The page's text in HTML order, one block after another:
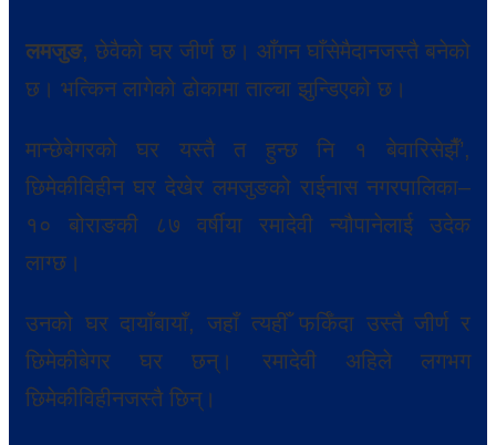
लमजुङ, छेवैको घर जीर्ण छ। आँगन घाँसेमैदानजस्तै बनेको
छ। भत्किन लागेको ढोकामा ताल्चा झुन्डिएको छ।
मान्छेबेगरको घर यस्तै त हुन्छ नि १ बेवारिसेझैँ’,
छिमेकीविहीन घर देखेर लमजुङको राईनास नगरपालिका–
१० बोराङकी ८७ वर्षीया रमादेवी न्यौपानेलाई उदेक
लाग्छ।
उनको घर दायाँबायाँ, जहाँ त्यहीँ फर्किँदा उस्तै जीर्ण र
छिमेकीबेगर घर छन्। रमादेवी अहिले लगभग
छिमेकीविहीनजस्तै छिन्।